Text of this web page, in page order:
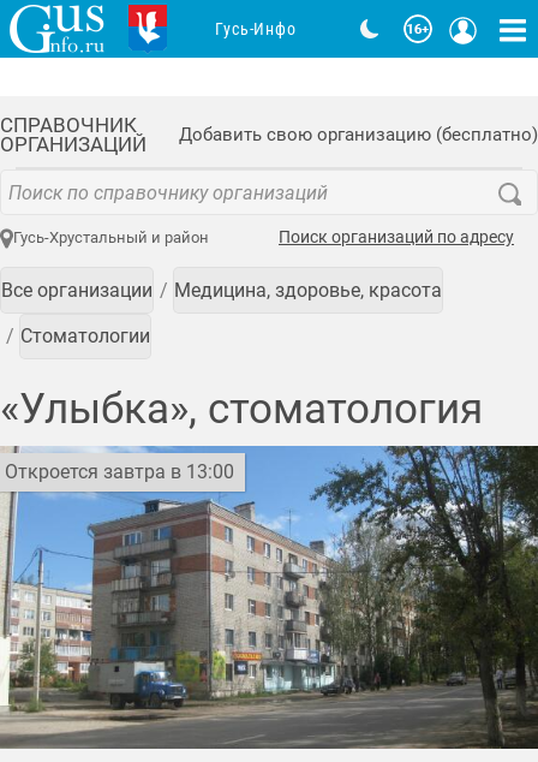
СПРАВОЧНИК
ОРГАНИЗАЦИЙ
Добавить свою организацию (бесплатно)
Гусь-Хрустальный и район Поиск организаций по адресу
Все организации Медицина, здоровье, красота
Стоматологии
«Улыбка», стоматология
Откроется завтра в 13:00
Гусь-Инфо